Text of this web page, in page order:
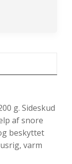
g. Sideskud
af snore
beskyttet
varm